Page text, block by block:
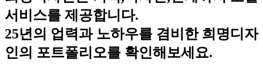
서비스를 제공합니다.
25년의 업력과 노하우를 겸비한 희명디자
인의 포트폴리오를 확인해보세요.